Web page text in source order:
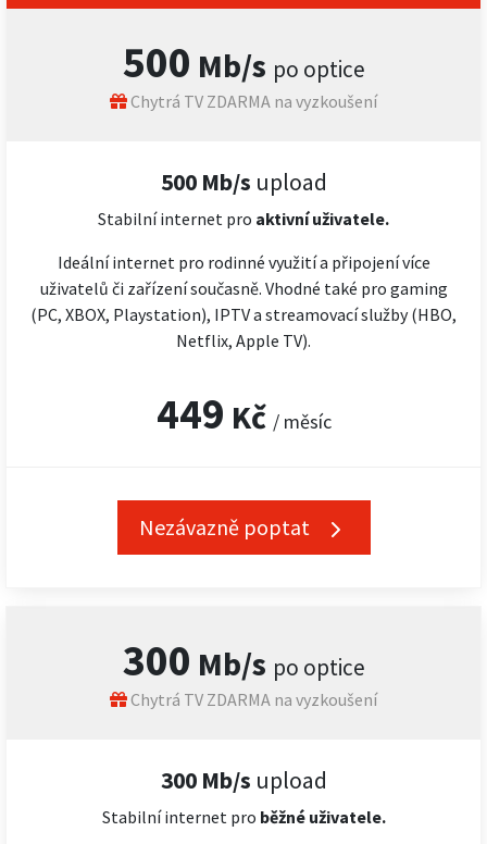
300 Mb/s po optice
Chytrá TV ZDARMA na vyzkoušení
300 Mb/s upload
Stabilní internet pro běžné uživatele.
500 Mb/s po optice
Chytrá TV ZDARMA na vyzkoušení
500 Mb/s upload
Stabilní internet pro aktivní uživatele.
Ideální internet pro rodinné využití a připojení více
uživatelů či zařízení současně. Vhodné také pro gaming
(PC, XBOX, Playstation), IPTV a streamovací služby (HBO,
Netflix, Apple TV).
449 Kč / měsíc
Nezávazně poptat